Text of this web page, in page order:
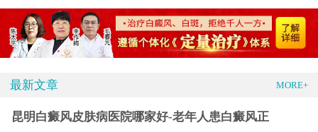
最新文章 MORE+
昆明白癜风皮肤病医院哪家好-老年人患白癜风正